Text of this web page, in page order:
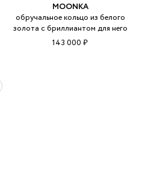
MOONKA
обручальное кольцо из белого
золота с бриллиантом для него
143 000 ₽